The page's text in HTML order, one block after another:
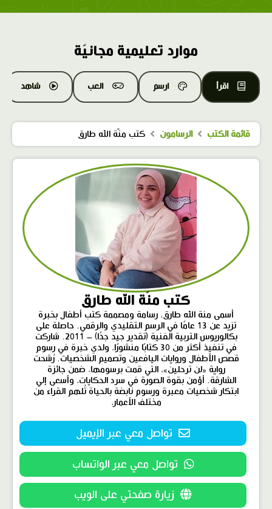
موارد تعليمية مجانيّة
اقرأ ارسم العب شاهد
قائمة الكتب الرسامون كتب منّة الله طارق
كتب منّة الله طارق
أسمى منة الله طارق، رسامة ومصممة كتب أطفال بخبرة
تزيد عن 13 عامًا في الرسم التقليدي والرقمي. حاصلة على
بكالوريوس التربية الفنية (تقدير جيد جدًا) – 2011. شاركت
في تنفيذ أكثر من 30 كتابًا منشورًا، ولدي خبرة في رسوم
قصص الأطفال وروايات اليافعين وتصميم الشخصيات. رُشحت
رواية «لن ترحلين»، التي قمت برسومها، ضمن جائزة
الشارقة. أؤمن بقوة الصورة في سرد الحكايات، وأسعى إلي
ابتكار شخصيات معبرة ورسوم نابضة بالحياة تُلهم القراء من
مختلف الأعمار،
تواصل معي عبر الإيميل
تواصل معي عبر الواتساب
زيارة صفحتي على الويب